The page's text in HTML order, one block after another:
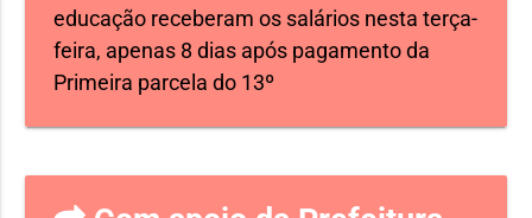
educação receberam os salários nesta terça-
feira, apenas 8 dias após pagamento da
Primeira parcela do 13º